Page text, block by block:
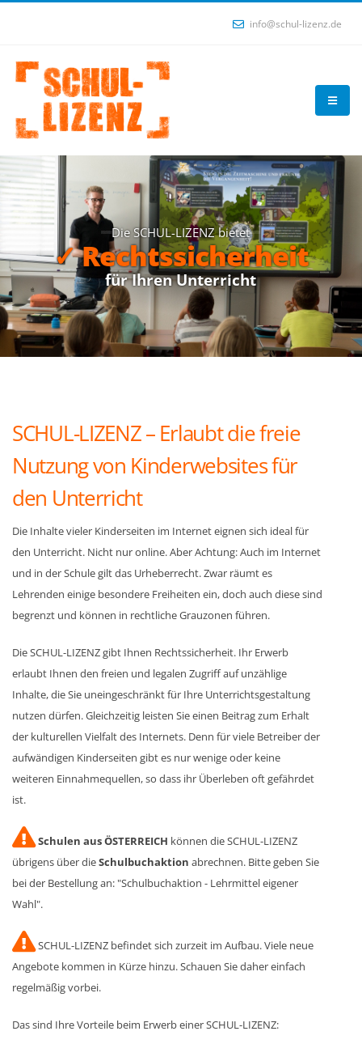
info@schul-lizenz.de
Die SCHUL-LIZENZ bietet
✓ Rechtssicherheit
fürIhrenUnterricht
SCHUL-LIZENZ – Erlaubt die freie
Nutzung von Kinderwebsites für
den Unterricht
Die Inhalte vieler Kinderseiten im Internet eignen sich ideal für
den Unterricht. Nicht nur online. Aber Achtung: Auch im Internet
und in der Schule gilt das Urheberrecht. Zwar räumt es
Lehrenden einige besondere Freiheiten ein, doch auch diese sind
begrenzt und können in rechtliche Grauzonen führen.
Die SCHUL-LIZENZ gibt Ihnen Rechtssicherheit. Ihr Erwerb
erlaubt Ihnen den freien und legalen Zugriff auf unzählige
Inhalte, die Sie uneingeschränkt für Ihre Unterrichtsgestaltung
nutzen dürfen. Gleichzeitig leisten Sie einen Beitrag zum Erhalt
der kulturellen Vielfalt des Internets. Denn für viele Betreiber der
aufwändigen Kinderseiten gibt es nur wenige oder keine
weiteren Einnahmequellen, so dass ihr Überleben oft gefährdet
ist.
Schulen aus ÖSTERREICH können die SCHUL-LIZENZ
übrigens über dieSchulbuchaktion abrechnen. Bitte geben Sie
bei der Bestellung an: "Schulbuchaktion - Lehrmittel eigener
Wahl".
SCHUL-LIZENZ befindet sich zurzeit im Aufbau. Viele neue
Angebote kommen in Kürze hinzu. Schauen Sie daher einfach
regelmäßig vorbei.
Das sind Ihre Vorteile beim Erwerb einer SCHUL-LIZENZ: